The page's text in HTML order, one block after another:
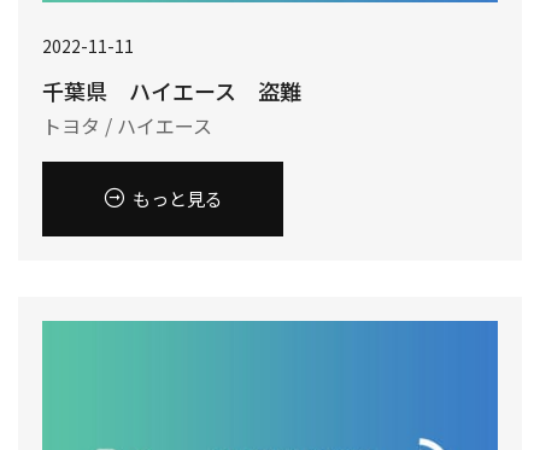
2022-11-11
千葉県 ハイエース 盗難
トヨタ / ハイエース
もっと見る